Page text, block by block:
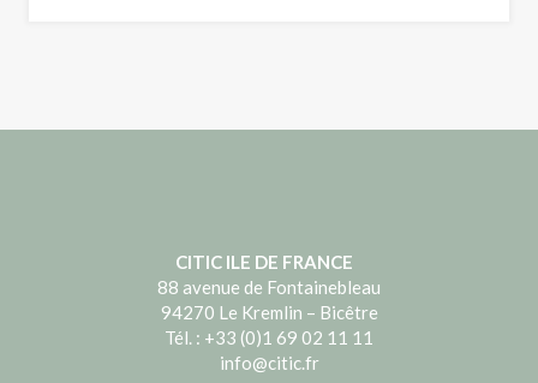
CITIC ILE DE FRANCE
88 avenue de Fontainebleau
94270 Le Kremlin – Bicêtre
Tél. : +33 (0)1 69 02 11 11
info@citic.fr